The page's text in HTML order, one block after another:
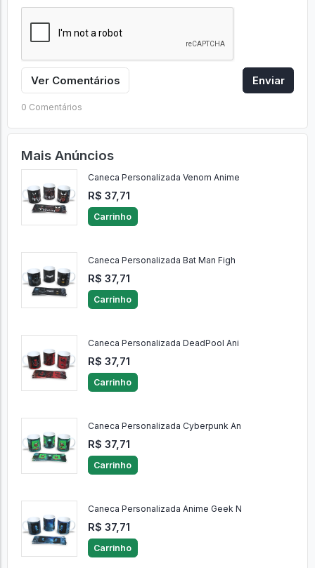
Ver Comentários Enviar
0 Comentários
Mais Anúncios
Caneca Personalizada Venom Anime
R$ 37,71
Carrinho
Caneca Personalizada Bat Man Figh
R$ 37,71
Carrinho
Caneca Personalizada DeadPool Ani
R$ 37,71
Carrinho
Caneca Personalizada Cyberpunk An
R$ 37,71
Carrinho
Caneca Personalizada Anime Geek N
R$ 37,71
Carrinho